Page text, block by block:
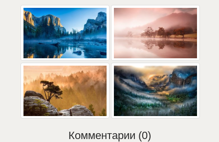
Комментарии (0)